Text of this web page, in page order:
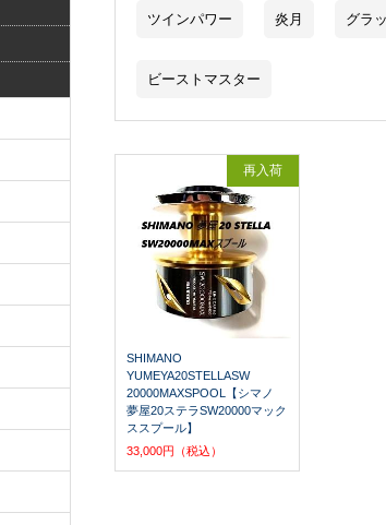
ツインパワー 炎月 グラ
ビーストマスター
SHIMANO
YUMEYA20STELLASW
20000MAXSPOOL【シマノ
夢屋20ステラSW20000マック
ススプール】
33,000円（税込）
再入荷